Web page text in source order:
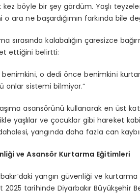
kez böyle bir şey gördüm. Yaşlı
o ara ne başardığımın farkında bile
sırasında kalabalığın çaresizce
ettiğini belirtti:
o dedi önce benimkini
onlar sistemi bilmiyor.”
asansörünü kullanarak en üst
yaşlılar ve çocuklar gibi hareket
yangında daha fazla can
ve Asansör Kurtarma Eğitimleri
yangın güvenliği ve
2025 tarihinde Diyarbakır Büyükşehir